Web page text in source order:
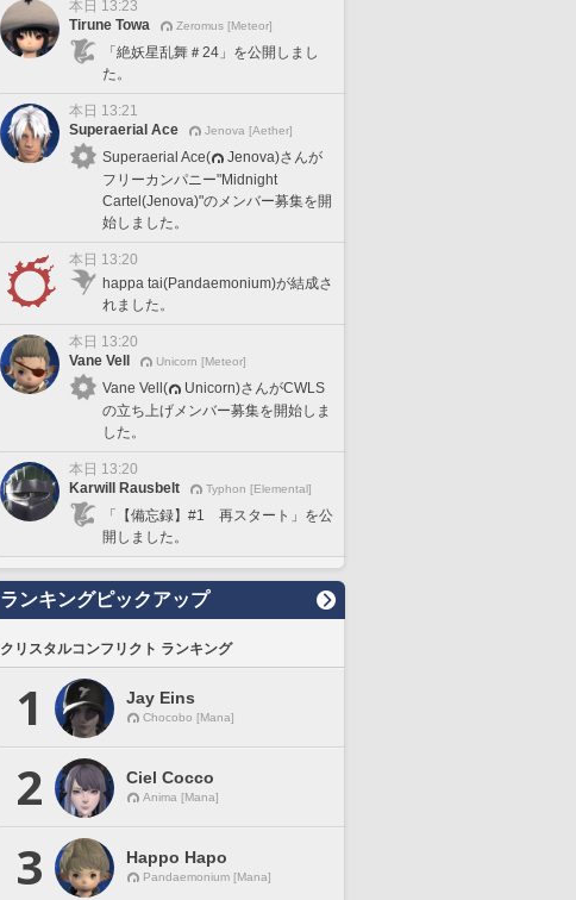
本日 13:23
Tirune Towa
Zeromus [Meteor]
「絶妖星乱舞＃24」を公開しまし
た。
本日 13:21
Superaerial Ace
Jenova [Aether]
Superaerial Ace(
Jenova)さんが
フリーカンパニー"Midnight
Cartel(Jenova)"のメンバー募集を開
始しました。
本日 13:20
happa tai(Pandaemonium)が結成さ
れました。
本日 13:20
Vane Vell
Unicorn [Meteor]
Vane Vell(
Unicorn)さんがCWLS
の立ち上げメンバー募集を開始しま
した。
本日 13:20
Karwill Rausbelt
Typhon [Elemental]
「【備忘録】#1 再スタート」を公
開しました。
ランキングピックアップ
クリスタルコンフリクト ランキング
1 Jay Eins
Chocobo [Mana]
2 Ciel Cocco
Anima [Mana]
3 Happo Hapo
Pandaemonium [Mana]